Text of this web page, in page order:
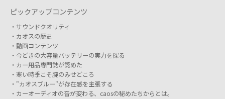
ピックアップコンテンツ
サウンドクオリティ
カオスの歴史
動画コンテンツ
今どきの大容量バッテリーの実力を探る
カー用品専門誌が認めた
寒い時季こそ腕のみせどころ
"カオスブルー"が存在感を主張する
カーオーディオの音が変わる、caosの秘めたちからとは。